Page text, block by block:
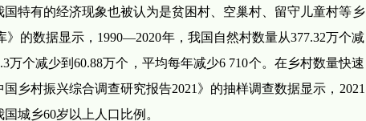
特有的经济现象也被认为是贫困村、空巢村、留守儿童村等乡
的数据显示，1990—2020年，我国自然村数量从377.32万个减
万个减少到60.88万个，平均每年减少6 710个。在乡村数量快速
乡村振兴综合调查研究报告2021》的抽样调查数据显示，2021
城乡60岁以上人口比例。